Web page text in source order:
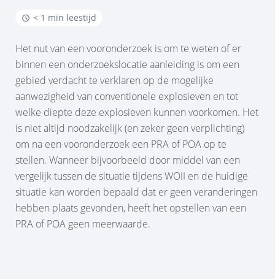
< 1 min leestijd
Het nut van een vooronderzoek is om te weten of er
binnen een onderzoekslocatie aanleiding is om een
gebied verdacht te verklaren op de mogelijke
aanwezigheid van conventionele explosieven en tot
welke diepte deze explosieven kunnen voorkomen. Het
is niet altijd noodzakelijk (en zeker geen verplichting)
om na een vooronderzoek een PRA of POA op te
stellen. Wanneer bijvoorbeeld door middel van een
vergelijk tussen de situatie tijdens WOII en de huidige
situatie kan worden bepaald dat er geen veranderingen
hebben plaats gevonden, heeft het opstellen van een
PRA of POA geen meerwaarde.